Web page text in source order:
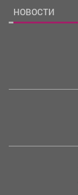
НОВОСТИ